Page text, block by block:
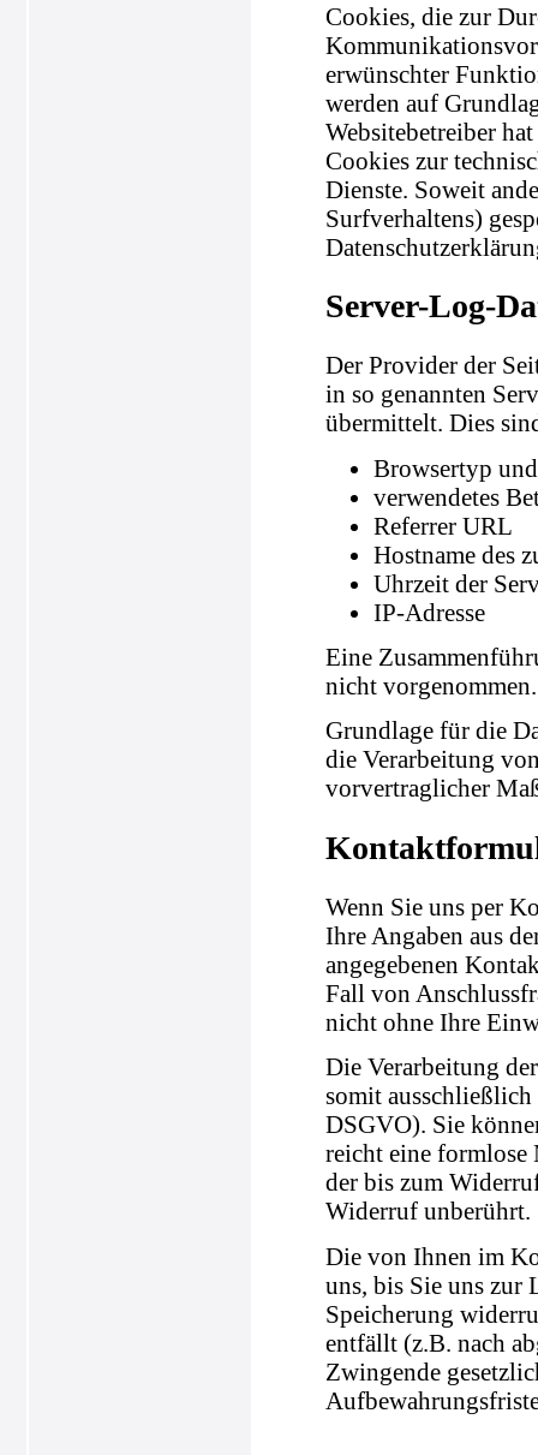
Cookies, die zur
erwünschter
werden auf
Websitebetreiber
Cookies zur
Dienste. Soweit
Surfverhaltens)
Server-Log-
Der Provider der
in so genannten
übermittelt. Dies
Browsertyp
verwendetes
Referrer URL
Hostname des
Uhrzeit der
IP-Adresse
Eine
nicht vorgenommen.
Grundlage für die
die Verarbeitung
vorvertraglicher
Wenn Sie uns per
Ihre Angaben aus
angegebenen
Fall von
nicht ohne Ihre
Die Verarbeitung
somit
DSGVO). Sie
reicht eine
der bis zum
Widerruf unberührt.
Die von Ihnen im
uns, bis Sie uns
Speicherung
entfällt (z.B. nach
Zwingende